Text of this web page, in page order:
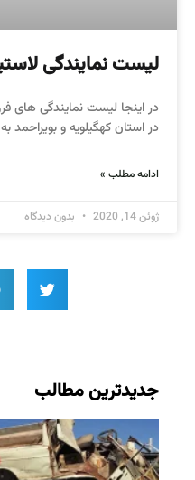
لیست نمایندگی
در اینجا لیست نمایندگی های
در استان کهگیلویه و بویراحمد
ادامه مطلب »
ژوئن 14, 2020 بدون دیدگاه
جدیدترین مطالب